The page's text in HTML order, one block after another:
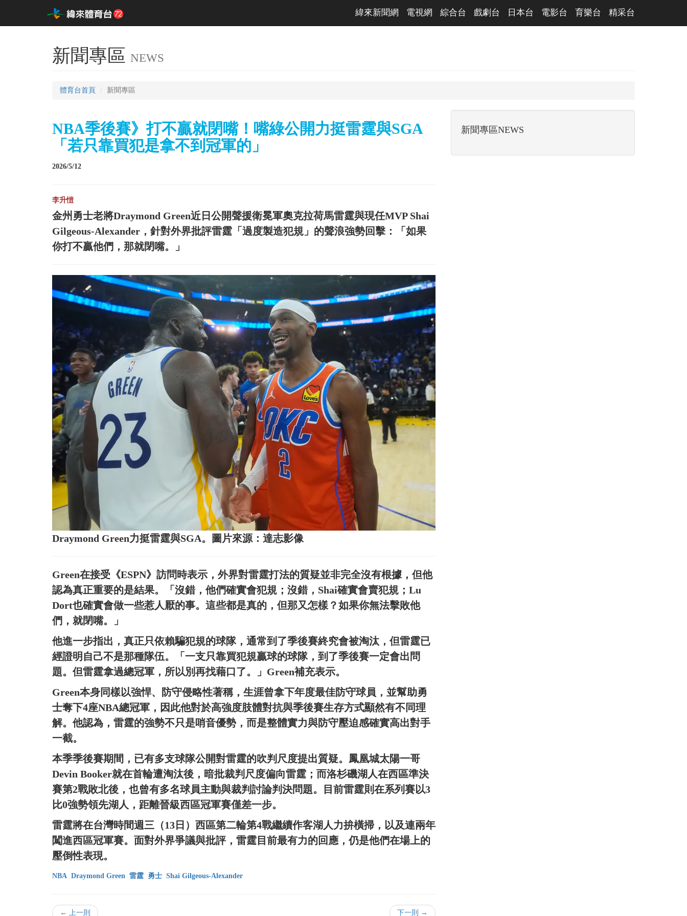
緯來新聞網 電視網 綜合台 戲劇台 日本台 電影台 育樂台 精采台
新聞專區 NEWS
體育台首頁 新聞專區
NBA季後賽》打不贏就閉嘴！嘴綠公開力挺雷霆與SGA
「若只靠買犯是拿不到冠軍的」
2026/5/12
李升愷
金州勇士老將Draymond Green近日公開聲援衛冕軍奧克拉荷馬雷霆與現任MVP Shai
Gilgeous-Alexander，針對外界批評雷霆「過度製造犯規」的聲浪強勢回擊：「如果
你打不贏他們，那就閉嘴。」
Draymond Green力挺雷霆與SGA。圖片來源：達志影像
Green在接受《ESPN》訪問時表示，外界對雷霆打法的質疑並非完全沒有根據，但他
認為真正重要的是結果。「沒錯，他們確實會犯規；沒錯，Shai確實會賣犯規；Lu
Dort也確實會做一些惹人厭的事。這些都是真的，但那又怎樣？如果你無法擊敗他
們，就閉嘴。」
他進一步指出，真正只依賴騙犯規的球隊，通常到了季後賽終究會被淘汰，但雷霆已
經證明自己不是那種隊伍。「一支只靠買犯規贏球的球隊，到了季後賽一定會出問
題。但雷霆拿過總冠軍，所以別再找藉口了。」Green補充表示。
Green本身同樣以強悍、防守侵略性著稱，生涯曾拿下年度最佳防守球員，並幫助勇
士奪下4座NBA總冠軍，因此他對於高強度肢體對抗與季後賽生存方式顯然有不同理
解。他認為，雷霆的強勢不只是哨音優勢，而是整體實力與防守壓迫感確實高出對手
一截。
本季季後賽期間，已有多支球隊公開對雷霆的吹判尺度提出質疑。鳳凰城太陽一哥
Devin Booker就在首輪遭淘汰後，暗批裁判尺度偏向雷霆；而洛杉磯湖人在西區準決
賽第2戰敗北後，也曾有多名球員主動與裁判討論判決問題。目前雷霆則在系列賽以3
比0強勢領先湖人，距離晉級西區冠軍賽僅差一步。
雷霆將在台灣時間週三（13日）西區第二輪第4戰繼續作客湖人力拚橫掃，以及連兩年
闖進西區冠軍賽。面對外界爭議與批評，雷霆目前最有力的回應，仍是他們在場上的
壓倒性表現。
NBA Draymond Green 雷霆 勇士 Shai Gilgeous-Alexander
← 上一則 下一則 →
新聞專區NEWS